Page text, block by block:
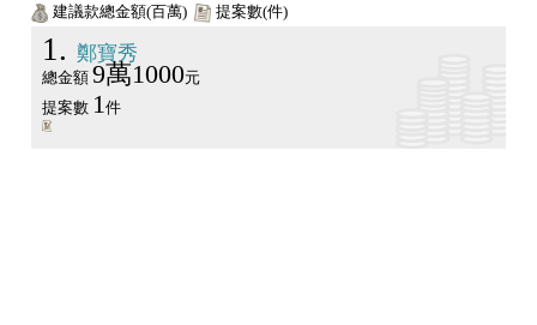
建議款總金額(百萬) 提案數(件)
1 鄭寶秀
總金額 9萬1000元
提案數 1件